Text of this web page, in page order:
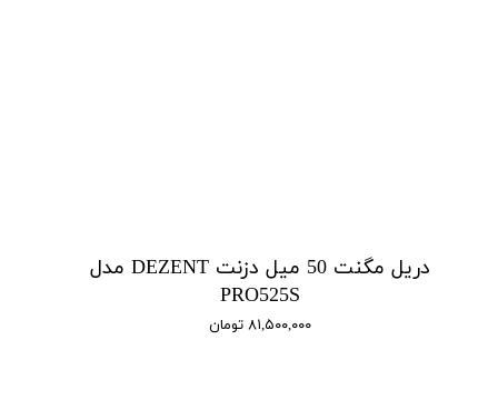
دریل مگنت 50 میل دزنت DEZENT مدل
PRO525S
۸۱,۵۰۰,۰۰۰ تومان